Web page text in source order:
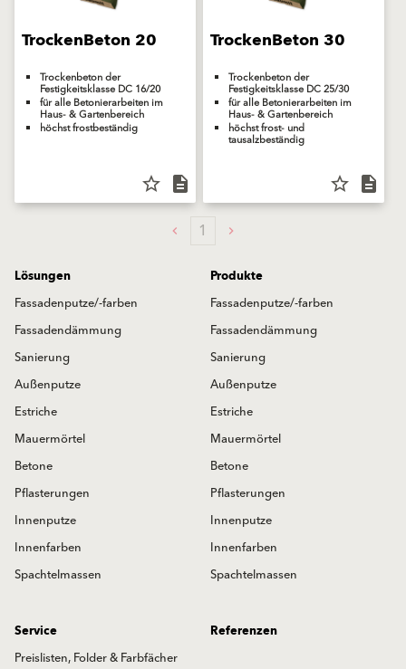
TrockenBeton 20
Trockenbeton der
Festigkeitsklasse DC 16/20
für alle Betonierarbeiten im
Haus- & Gartenbereich
höchst frostbeständig
star_border description
TrockenBeton 30
Trockenbeton der
Festigkeitsklasse DC 25/30
für alle Betonierarbeiten im
Haus- & Gartenbereich
höchst frost- und
tausalzbeständig
star_border description
1
Lösungen
Fassadenputze/-farben
Fassadendämmung
Sanierung
Außenputze
Estriche
Mauermörtel
Betone
Pflasterungen
Innenputze
Innenfarben
Spachtelmassen
Produkte
Fassadenputze/-farben
Fassadendämmung
Sanierung
Außenputze
Estriche
Mauermörtel
Betone
Pflasterungen
Innenputze
Innenfarben
Spachtelmassen
Service
Preislisten, Folder & Farbfächer
Referenzen